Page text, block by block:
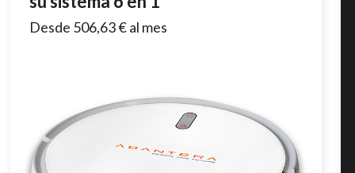
Desde 506,63 € al mes